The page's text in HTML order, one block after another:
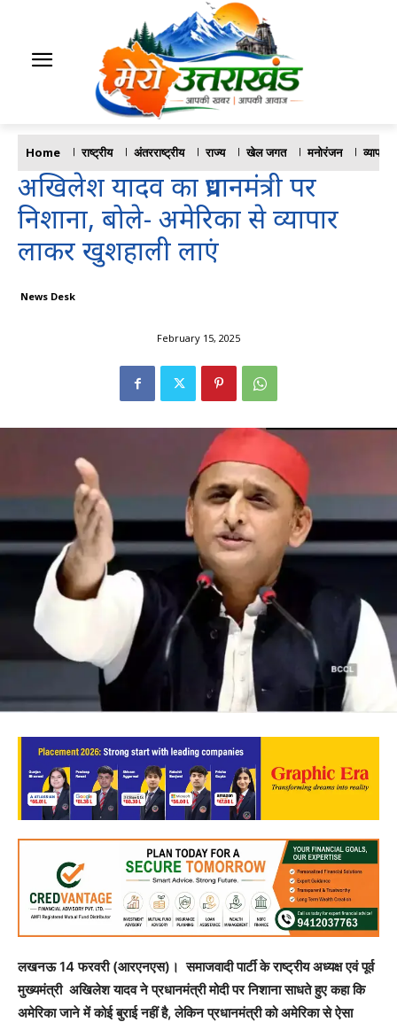
Home राष्ट्रीय अंतरराष्ट्रीय राज्य खेल जगत मनोरंजन व्यापार
अखिलेश यादव का प्रधानमंत्री पर
निशाना, बोले- अमेरिका से व्यापार
लाकर खुशहाली लाएं
News Desk
February 15, 2025
लखनऊ 14 फरवरी (आरएनएस)। समाजवादी पार्टी के राष्ट्रीय अध्यक्ष एवं पूर्व
मुख्यमंत्री अखिलेश यादव ने प्रधानमंत्री मोदी पर निशाना साधते हुए कहा कि
अमेरिका जाने में कोई बुराई नहीं है, लेकिन प्रधानमंत्री को अमेरिका से ऐसा